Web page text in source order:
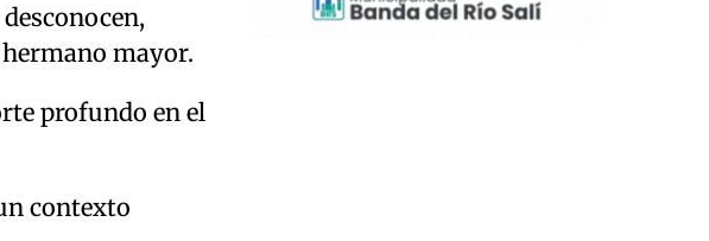
mayor.
profundo en el
contexto